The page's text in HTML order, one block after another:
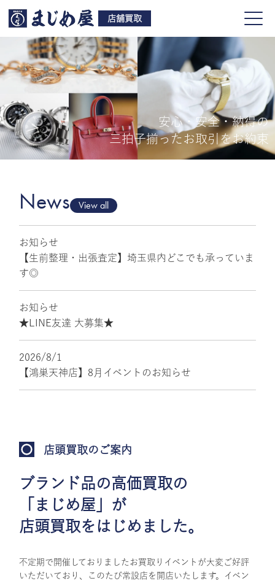
店舗買取
買取品目
店舗一覧
安心・安全・納得の
三拍子揃ったお取引をお約束
News View all
お知らせ
【生前整理・出張査定】埼玉県内どこでも承っていま
す◎
お知らせ
★LINE友達 大募集★
2026/8/1
【鴻巣天神店】8月イベントのお知らせ
店頭買取のご案内
ブランド品の高価買取の
「まじめ屋」が
店頭買取をはじめました。
不定期で開催しておりましたお買取りイベントが大変ご好評
いただいており、このたび常設店を開店いたします。イベン